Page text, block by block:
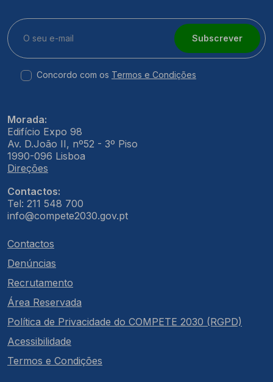
Subscrever
Concordo com os Termos e Condições
Morada:
Edifício Expo 98
Av. D.João II, nº52 - 3º Piso
1990-096 Lisboa
Direções
Contactos:
Tel: 211 548 700
info@compete2030.gov.pt
Contactos
Denúncias
Recrutamento
Área Reservada
Política de Privacidade do COMPETE 2030 (RGPD)
Acessibilidade
Termos e Condições